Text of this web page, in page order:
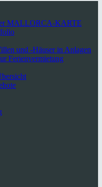
MALLORCA-KARTE
und -Häuser in Anlagen
Ferienvermietung